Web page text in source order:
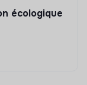
écologique